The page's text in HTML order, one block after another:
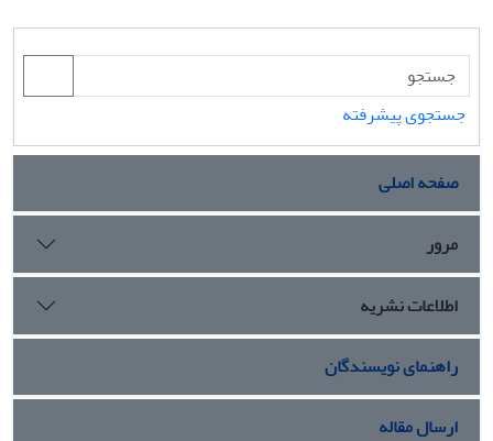
جستجوی پیشرفته
صفحه اصلی
مرور
اطلاعات نشریه
راهنمای نویسندگان
ارسال مقاله